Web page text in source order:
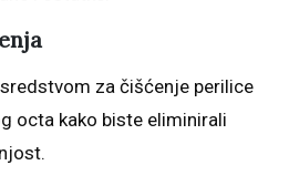
za čišćenje perilice
octa kako biste eliminirali